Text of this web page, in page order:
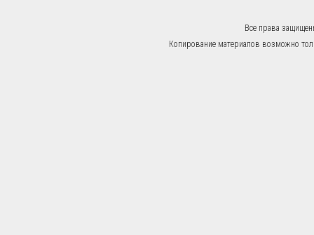
Все права
Копирование материалов возможно